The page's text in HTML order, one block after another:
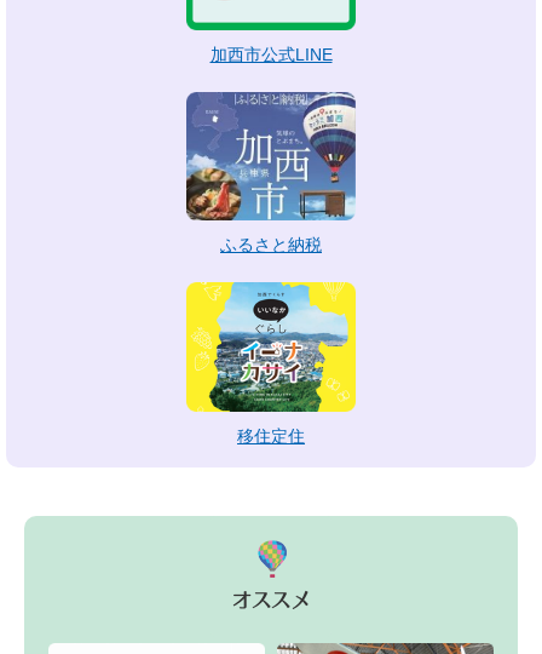
加西市公式LINE
ふるさと納税
移住定住